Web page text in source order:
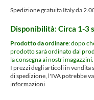
Spedizione gratuita Italy da
Disponibilità: Circa 1-3
Prodotto da ordinare: dopo
prodotto sarà ordinato dal
la consegna ai nostri magazzini.
I prezzi degli articoli in vendita
di spedizione, l'IVA potrebbe
informazioni